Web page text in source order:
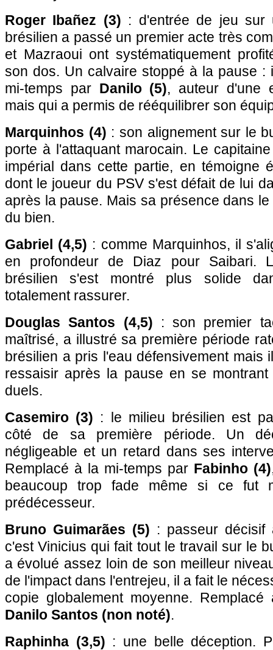
Roger Ibañez (3) : d'entrée de jeu sur
brésilien a passé un premier acte très
et Mazraoui ont systématiquement
son dos. Un calvaire stoppé à la pause :
mi-temps par Danilo (5), auteur d'une
mais qui a permis de rééquilibrer son
Marquinhos (4) : son alignement sur le
porte à l'attaquant marocain. Le
impérial dans cette partie, en témoigne
dont le joueur du PSV s'est défait de lui
après la pause. Mais sa présence dans
du bien.
Gabriel (4,5) : comme Marquinhos, il
en profondeur de Diaz pour Saibari.
brésilien s'est montré plus solide
totalement rassurer.
Douglas Santos (4,5) : son premier
maîtrisé, a illustré sa première période
brésilien a pris l'eau défensivement mais
ressaisir après la pause en se
duels.
Casemiro (3) : le milieu brésilien est
côté de sa première période. Un
négligeable et un retard dans ses
Remplacé à la mi-temps par Fabinho (4)
beaucoup trop fade même si ce fut
prédécesseur.
Bruno Guimarães (5) : passeur décisif
c'est Vinicius qui fait tout le travail sur le
a évolué assez loin de son meilleur
de l'impact dans l'entrejeu, il a fait le
copie globalement moyenne.
Danilo Santos (non noté).
Raphinha (3,5) : une belle déception.